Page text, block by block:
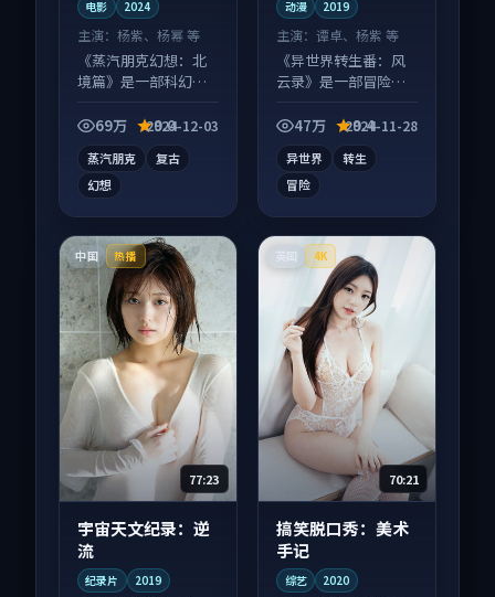
电影 2024
主演： 杨紫、杨幂 等
《蒸汽朋克幻想：北
境篇》是一部科幻向
并行，细节值得二刷
69万 9.0
2024-12-03
蒸汽朋克
复古
幻想
动漫 2019
主演：谭卓、杨紫 等
《异世界转生番：风
云录》是一部冒险向
发酵，适合周末一口
47万 9.4
2024-11-28
异世界
转生
冒险
中国 热播
77:23
宇宙天文纪录：逆
流
纪录片 2019
4K
70:21
搞笑脱口秀：美术
手记
综艺 2020